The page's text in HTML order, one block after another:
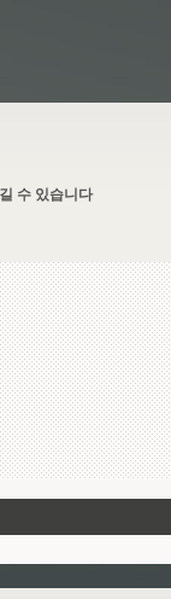
수 있습니다